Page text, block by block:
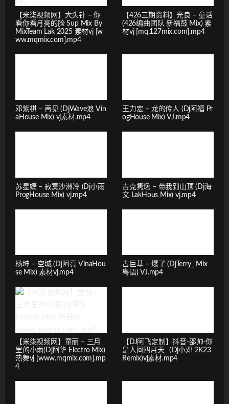
【米柒视频网】大头针 – 你
看你看月亮的脸 Sup Mix By
MixTeam Lak 2025 素材vj [w
ww.mqmix.com].mp4
【426三期资料】光良 – 童话
(426编曲团队 新福鼓 Mix) 素
材vj [mq.127mix.com].mp4
邓紫棋 – 再见 (DjWave浪 Vin
aHouse Mix) vj素材.mp4
王力宏 – 龙的传人 (Dj阿福 Pr
ogHouse Mix) VJ.mp4
苏星婕 – 寂寞沙洲冷 (Dj小雨
ProgHouse Mix) vj.mp4
吉克隽逸 – 带我到山顶 (Dj海
文 LakHous Mix) vj.mp4
杨坤 – 空城 (Dj阿亮 VinaHou
se Mix) 素材vj.mp4
古巨基 – 爆了 (DjTerry_ Mix
粤语) VJ.mp4
【米柒视频网】童丽 – 三月
里的小雨(Dj阿华 Electro Mix)
热舞vj [www.mqmix.com].mp
4
【DJ阿飞定制】抖音-邵帅-你
是人间四月天（Dj小邓 2K23
Remix)vj素材.mp4